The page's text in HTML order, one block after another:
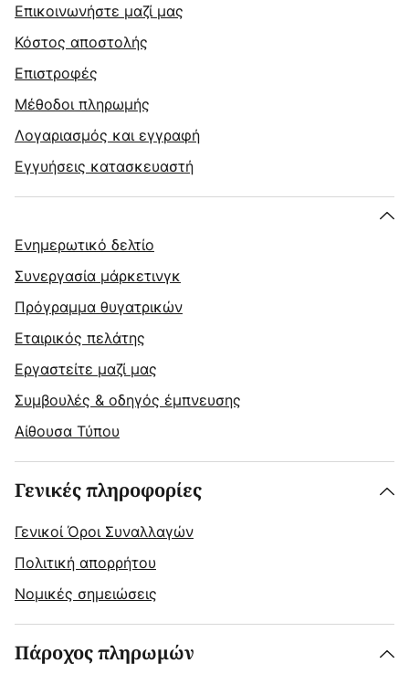
Επικοινωνήστε μαζί μας
Κόστος αποστολής
Επιστροφές
Μέθοδοι πληρωμής
Λογαριασμός και εγγραφή
Εγγυήσεις κατασκευαστή
Ενημερωτικό δελτίο
Συνεργασία μάρκετινγκ
Πρόγραμμα θυγατρικών
Εταιρικός πελάτης
Εργαστείτε μαζί μας
Συμβουλές & οδηγός έμπνευσης
Αίθουσα Τύπου
Γενικές πληροφορίες
Γενικοί Όροι Συναλλαγών
Πολιτική απορρήτου
Νομικές σημειώσεις
Πάροχος πληρωμών